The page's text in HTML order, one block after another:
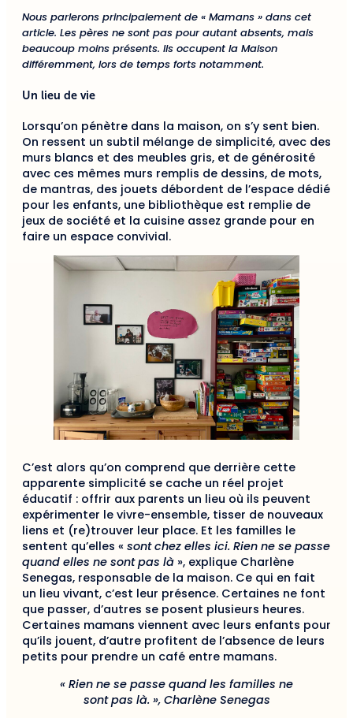
Nous parlerons principalement de « Mamans » dans cet
article. Les pères ne sont pas pour autant absents, mais
beaucoup moins présents. Ils occupent la Maison
différemment, lors de temps forts notamment.
Un lieu de vie
Lorsqu’on pénètre dans la maison, on s’y sent bien.
On ressent un subtil mélange de simplicité, avec des
murs blancs et des meubles gris, et de générosité
avec ces mêmes murs remplis de dessins, de mots,
de mantras, des jouets débordent de l’espace dédié
pour les enfants, une bibliothèque est remplie de
jeux de société et la cuisine assez grande pour en
faire un espace convivial.
C’est alors qu’on comprend que derrière cette
apparente simplicité se cache un réel projet
éducatif : offrir aux parents un lieu où ils peuvent
expérimenter le vivre-ensemble, tisser de nouveaux
liens et (re)trouver leur place. Et les familles le
sentent qu’elles « sont chez elles ici. Rien ne se passe
quand elles ne sont pas là », explique Charlène
Senegas, responsable de la maison. Ce qui en fait
un lieu vivant, c’est leur présence. Certaines ne font
que passer, d’autres se posent plusieurs heures.
Certaines mamans viennent avec leurs enfants pour
qu’ils jouent, d’autre profitent de l’absence de leurs
petits pour prendre un café entre mamans.
« Rien ne se passe quand les familles ne
sont pas là. », Charlène Senegas